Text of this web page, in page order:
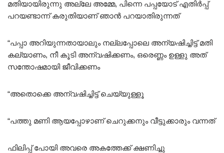
മതിയായിരുന്നു അല്ലേ അമ്മേ, പിന്നെ പപ്പയോട് എതിർപ്പ്
പറയണ്ടാന്ന് കരുതിയാണ് ഞാൻ പറയാതിരുന്നത്
“പപ്പാ അറിയുന്നതായാലും നല്ലപ്പോലെ അന്യഷിച്ചിട്ട് മതി
കല്യാണം, നീ കൂടി അന്വഷിക്കണം, ഒരെണ്ണം ഉള്ളു അത്
സന്തോഷമായി ജീവിക്കണം
“അതൊക്കെ അന്വഷിച്ചിട്ട് ചെയ്യുള്ളൂ
“പത്തു മണി ആയപ്പോഴാണ് ചെറുക്കനും വീട്ടുക്കാരും വന്നത്
ഫിലിപ്പ് പോയി അവരെ അകത്തേക്ക് ക്ഷണിച്ചു